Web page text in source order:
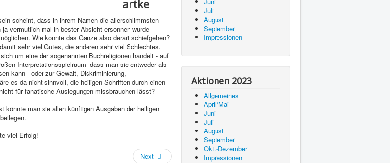
scheint, dass in ihrem Namen die allerschlimmsten
vermutlich mal in bester Absicht ersonnen wurde -
Wie konnte das Ganze also derart schiefgehen?
sehr viel Gutes, die anderen sehr viel Schlechtes.
um eine der sogenannten Buchreligionen handelt - auf
Interpretationsspielraum, dass man sie entweder als
kann - oder zur Gewalt, Diskriminierung,
es da nicht sinnvoll, die heiligen Schriften durch einen
für fanatische Auslegungen missbrauchen lässt?
könnte man sie allen künftigen Ausgaben der heiligen
viel Erfolg!
Next
Juli
August
September
Impressionen
Aktionen 2023
Allgemeines
April/Mai
Juni
Juli
August
September
Okt.-Dezember
Impressionen